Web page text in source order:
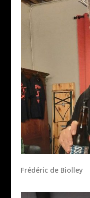
Frédéric de Biolley